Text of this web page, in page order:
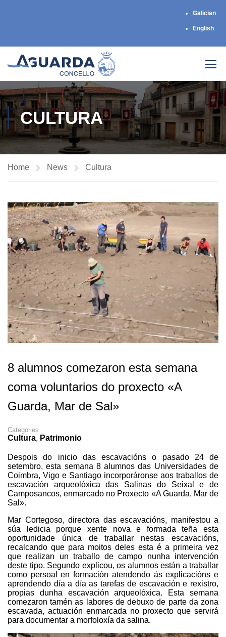
Galician
English
CULTURA
Home News Cultura
8 alumnos comezaron esta semana
coma voluntarios do proxecto «A
Guarda, Mar de Sal»
Categories
Cultura, Patrimonio
Despois do inicio das escavacións o pasado 24 de
setembro, esta semana 8 alumnos das Universidades de
Coimbra, Vigo e Santiago incorporáronse aos traballos de
escavación arqueolóxica das Salinas do Seixal e de
Camposancos, enmarcado no Proxecto «A Guarda, Mar de
Sal».
Mar Cortegoso, directora das escavacións, manifestou a
súa ledicia porque xente nova e formada teña esta
oportunidade única de traballar nestas escavacións,
recalcando que para moitos deles esta é a primeira vez
que realizan un traballo de campo nunha intervención
deste tipo. Segundo explicou, os alumnos están a traballar
como persoal en formación atendendo ás explicacións e
aprendendo día a día as tarefas de escavación e rexistro,
propias dunha escavación arqueolóxica. Esta semana
comezaron tamén as labores de debuxo de parte da zona
escavada, actuación enmarcada no proxecto que servirá
para documentar a morfoloxía da salina.